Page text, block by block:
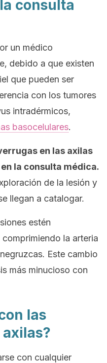
consulta
un médico
debido a que existen
que pueden ser
con los tumores
intradérmicos,
basocelulares.
en las axilas
la consulta médica.
de la lesión y
llegan a catalogar.
estén
la arteria
Este cambio
más minucioso con
las
con cualquier